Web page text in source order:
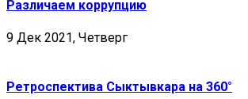
Различаем коррупцию
9 Дек 2021, Четверг
Ретроспектива Сыктывкара на 360°